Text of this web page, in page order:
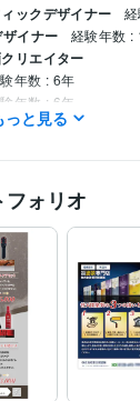
ックデザイナー
イナー 経験年数 :
リエイター
年数 : 6年
年数 : 6年
ジョン 2015年3月
転免許 取得年 :
取得年 : 2013年
イティブツール
年Adobe
と見る
ォリオ